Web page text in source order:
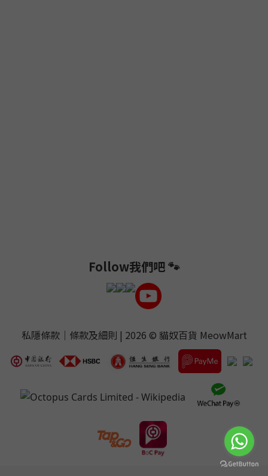
Follow我們吧 🐾
私隱條款｜ 條款及細則 | 2026 © 貓奴百貨 MeowMart